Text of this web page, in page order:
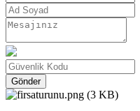
Gönder